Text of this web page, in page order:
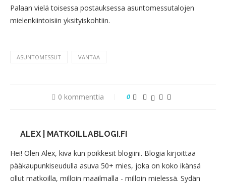
Palaan vielä toisessa postauksessa asuntomessutalojen
mielenkiintoisiin yksityiskohtiin.
ASUNTOMESSUT VANTAA
0 kommenttia 0
ALEX | MATKOILLABLOGI.FI
Hei! Olen Alex, kiva kun poikkesit blogiini. Blogia kirjoittaa
pääkaupunkiseudulla asuva 50+ mies, joka on koko ikänsä
ollut matkoilla, milloin maailmalla - milloin mielessä. Sydän